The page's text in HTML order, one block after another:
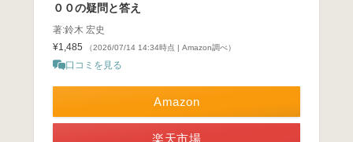
００の疑問と答え
著:鈴木 宏史
¥1,485
（2026/07/14 14:34時点 | Amazon調べ）
口コミを見る
Amazon
楽天市場